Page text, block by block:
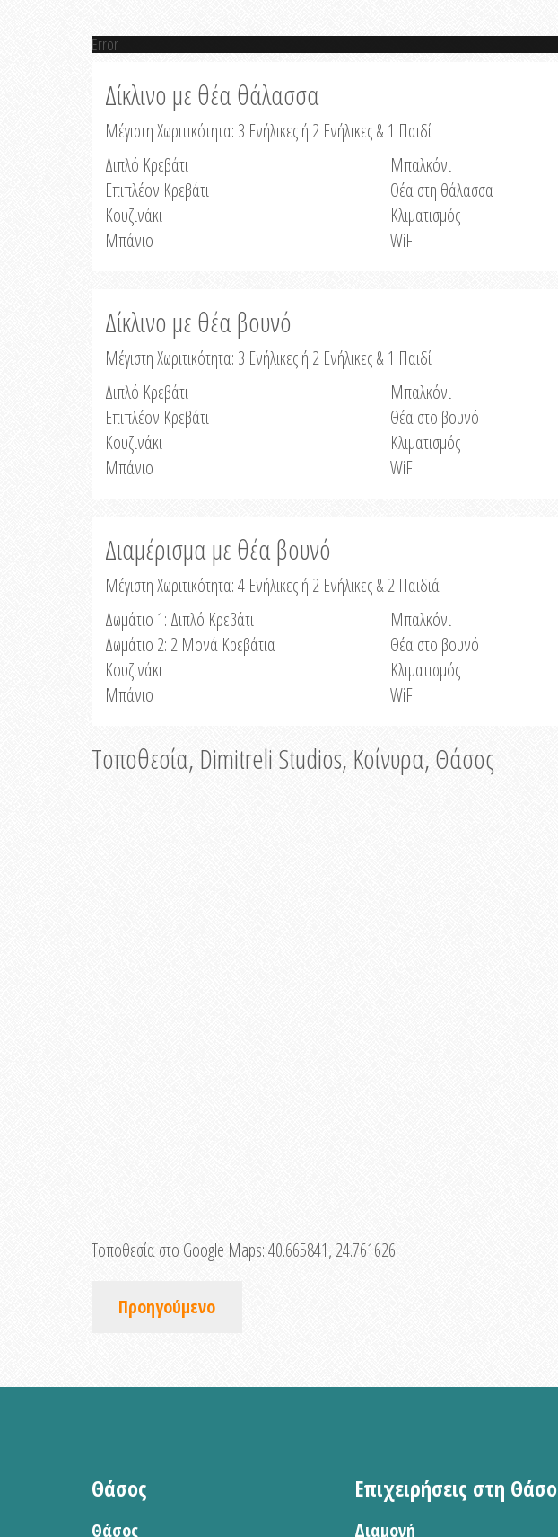
Error
Δίκλινο με θέα θάλασσα
Μέγιστη Χωριτικότητα: 3 Ενήλικες ή 2 Ενήλικες & 1 Παιδί
Διπλό Κρεβάτι
Επιπλέον Κρεβάτι
Κουζινάκι
Μπάνιο
Μπαλκόνι
Θέα στη θάλασσα
Κλιματισμός
WiFi
Δίκλινο με θέα βουνό
Μέγιστη Χωριτικότητα: 3 Ενήλικες ή 2 Ενήλικες & 1 Παιδί
Διπλό Κρεβάτι
Επιπλέον Κρεβάτι
Κουζινάκι
Μπάνιο
Μπαλκόνι
Θέα στο βουνό
Κλιματισμός
WiFi
Διαμέρισμα με θέα βουνό
Μέγιστη Χωριτικότητα: 4 Ενήλικες ή 2 Ενήλικες & 2 Παιδιά
Δωμάτιο 1: Διπλό Κρεβάτι
Δωμάτιο 2: 2 Μονά Κρεβάτια
Κουζινάκι
Μπάνιο
Μπαλκόνι
Θέα στο βουνό
Κλιματισμός
WiFi
Τοποθεσία, Dimitreli Studios, Κοίνυρα, Θάσος
Τοποθεσία στο Google Maps:40.665841, 24.761626
Προηγούμενο
Θάσος
Θάσος
Επιχειρήσεις στη Θάσο
Διαμονή